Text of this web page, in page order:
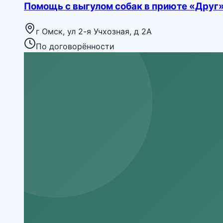
Помощь с выгулом собак в приюте
г Омск, ул 2-я Учхозная, д 2А
По договорённости